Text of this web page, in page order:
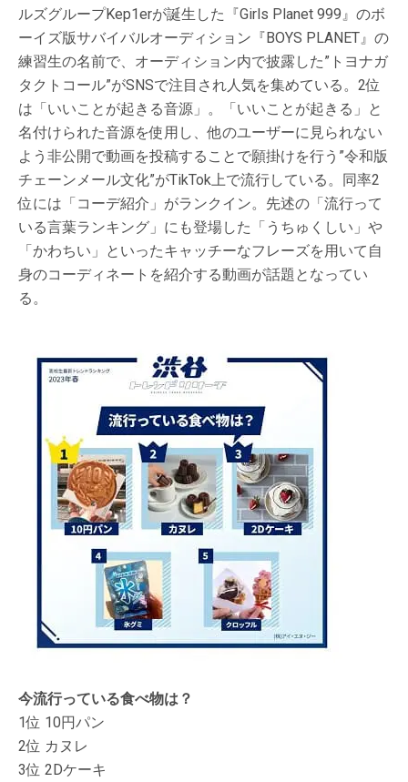
ルズグループKep1erが誕生した『Girls Planet 999』のボ
ーイズ版サバイバルオーディション『BOYS PLANET』の
練習生の名前で、オーディション内で披露した”トヨナガ
タクトコール”がSNSで注目され人気を集めている。2位
は「いいことが起きる音源」。「いいことが起きる」と
名付けられた音源を使用し、他のユーザーに見られない
よう非公開で動画を投稿することで願掛けを行う”令和版
チェーンメール文化”がTikTok上で流行している。同率2
位には「コーデ紹介」がランクイン。先述の「流行って
いる言葉ランキング」にも登場した「うちゅくしい」や
「かわちい」といったキャッチーなフレーズを用いて自
身のコーディネートを紹介する動画が話題となってい
る。
今流行っている食べ物は？
1位 10円パン
2位 カヌレ
3位 2Dケーキ